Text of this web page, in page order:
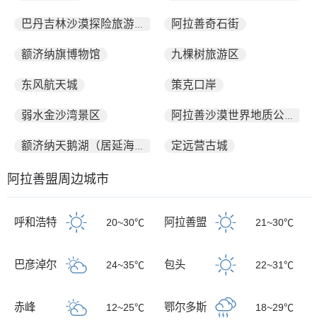
巴丹吉林沙漠探险旅游区 阿拉善奇石街
额济纳旗博物馆 九棵树旅游区
东风航天城 策克口岸
弱水金沙湾景区 阿拉善沙漠世界地质公园
额济纳天鹅湖（居延海） 定远营古城
阿拉善盟周边城市
呼和浩特 20~30℃ 阿拉善盟 21~30℃
巴彦淖尔 24~35℃ 包头 22~31℃
赤峰 12~25℃ 鄂尔多斯 18~29℃